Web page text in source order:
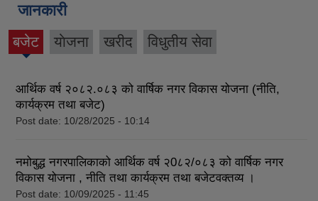
जानकारी
बजेट
(active
याेजना खरीद विधुतीय सेवा
आर्थिक वर्ष २०८२.०८३ को वार्षिक नगर विकास योजना (नीति,
कार्यक्रम तथा बजेट)
Post date: 10/28/2025 - 10:14
नमोबुद्ध नगरपालिकाको आर्थिक वर्ष २0८२/०८३ को वार्षिक नगर
विकास योजना , नीति तथा कार्यक्रम तथा बजेटवक्तव्य ।
Post date: 10/09/2025 - 11:45